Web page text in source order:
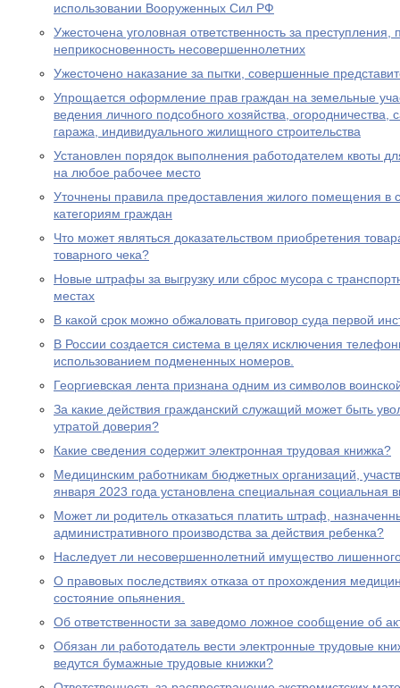
использовании Вооруженных Сил РФ
Ужесточена уголовная ответственность за
неприкосновенность несовершеннолетних
Ужесточено наказание за пытки, совершенные
Упрощается оформление прав граждан на земельные
ведения личного подсобного хозяйства, огородничества,
гаража, индивидуального жилищного строительства
Установлен порядок выполнения работодателем квоты
на любое рабочее место
Уточнены правила предоставления жилого помещения в
категориям граждан
Что может являться доказательством приобретения
товарного чека?
Новые штрафы за выгрузку или сброс мусора с
местах
В какой срок можно обжаловать приговор суда первой
В России создается система в целях исключения
использованием подмененных номеров.
Георгиевская лента признана одним из символов
За какие действия гражданский служащий может быть
утратой доверия?
Какие сведения содержит электронная трудовая книжка?
Медицинским работникам бюджетных организаций,
января 2023 года установлена специальная социальная
Может ли родитель отказаться платить штраф,
административного производства за действия ребенка?
Наследует ли несовершеннолетний имущество
О правовых последствиях отказа от прохождения
состояние опьянения.
Об ответственности за заведомо ложное сообщение об
Обязан ли работодатель вести электронные трудовые
ведутся бумажные трудовые книжки?